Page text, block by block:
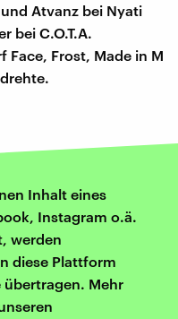
Atvanz bei Nyati
bei C.O.T.A.
Face, Frost, Made in M
Inhalt eines
Instagram o.ä.
werden
diese Plattform
Mehr